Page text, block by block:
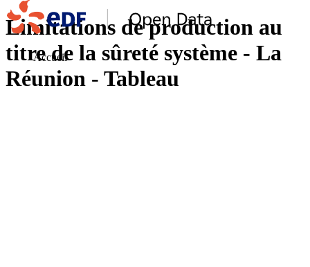
Accueil
Limitations de production au
titre de la sûreté système - La
Réunion - Tableau